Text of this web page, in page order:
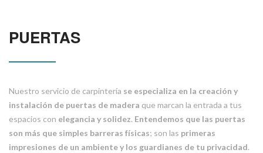
PUERTAS
Nuestro servicio de carpintería se especializa en la creación y
instalación de puertas de madera que marcan la entrada a tus
espacios con elegancia y solidez. Entendemos que las puertas
son más que simples barreras físicas; son las primeras
impresiones de un ambiente y los guardianes de tu privacidad.